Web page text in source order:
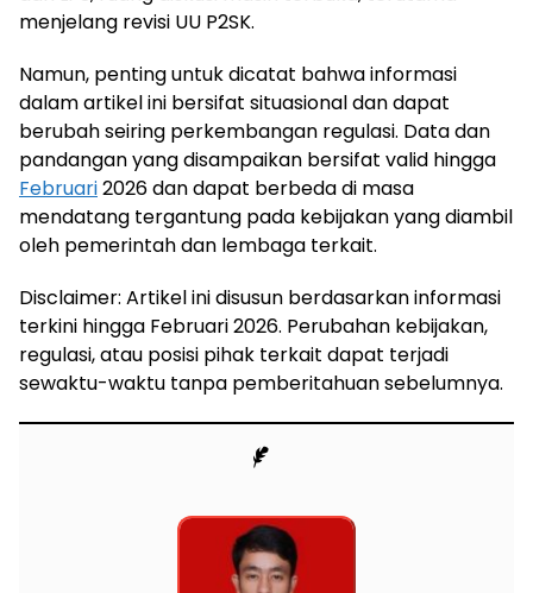
menjelang revisi UU P2SK.
Namun, penting untuk dicatat bahwa informasi
dalam artikel ini bersifat situasional dan dapat
berubah seiring perkembangan regulasi. Data dan
pandangan yang disampaikan bersifat valid hingga
Februari2026 dan dapat berbeda di masa
mendatang tergantung pada kebijakan yang diambil
oleh pemerintah dan lembaga terkait.
Disclaimer: Artikel ini disusun berdasarkan informasi
terkini hingga Februari 2026. Perubahan kebijakan,
regulasi, atau posisi pihak terkait dapat terjadi
sewaktu-waktu tanpa pemberitahuan sebelumnya.